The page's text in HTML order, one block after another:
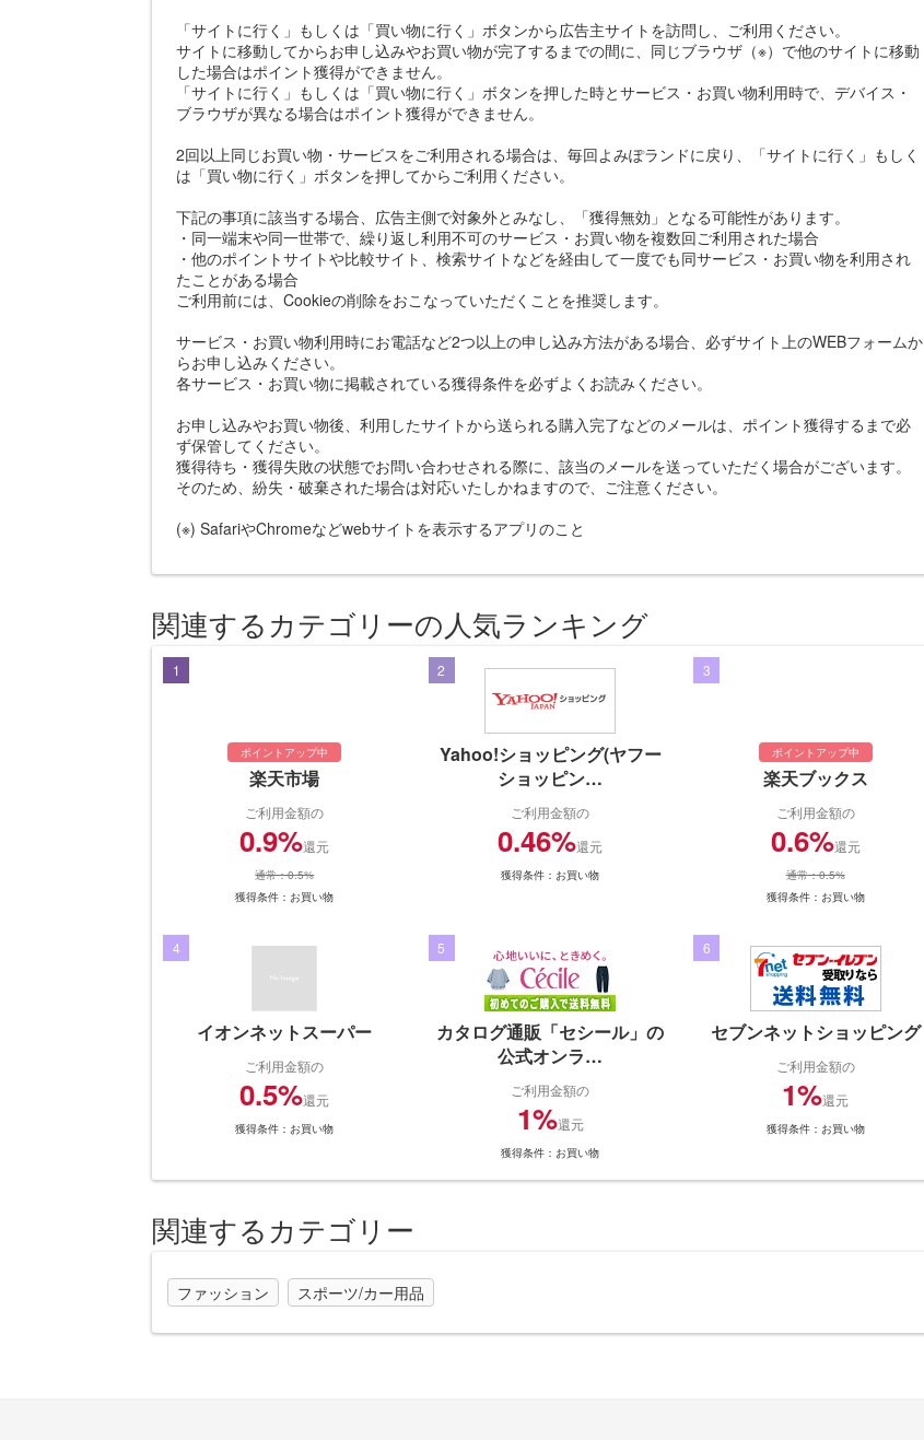
「サイトに行く」もしくは「買い物に行く」ボタンから広告主サイトを訪問し、ご利用ください。
サイトに移動してからお申し込みやお買い物が完了するまでの間に、同じブラウザ（※）で他のサイトに移動
した場合はポイント獲得ができません。
「サイトに行く」もしくは「買い物に行く」ボタンを押した時とサービス・お買い物利用時で、デバイス・
ブラウザが異なる場合はポイント獲得ができません。
2回以上同じお買い物・サービスをご利用される場合は、毎回よみぽランドに戻り、「サイトに行く」もしく
は「買い物に行く」ボタンを押してからご利用ください。
下記の事項に該当する場合、広告主側で対象外とみなし、「獲得無効」となる可能性があります。
・同一端末や同一世帯で、繰り返し利用不可のサービス・お買い物を複数回ご利用された場合
・他のポイントサイトや比較サイト、検索サイトなどを経由して一度でも同サービス・お買い物を利用され
たことがある場合
ご利用前には、Cookieの削除をおこなっていただくことを推奨します。
サービス・お買い物利用時にお電話など2つ以上の申し込み方法がある場合、必ずサイト上のWEBフォームか
らお申し込みください。
各サービス・お買い物に掲載されている獲得条件を必ずよくお読みください。
お申し込みやお買い物後、利用したサイトから送られる購入完了などのメールは、ポイント獲得するまで必
ず保管してください。
獲得待ち・獲得失敗の状態でお問い合わせされる際に、該当のメールを送っていただく場合がございます。
そのため、紛失・破棄された場合は対応いたしかねますので、ご注意ください。
(※) SafariやChromeなどwebサイトを表示するアプリのこと
関連するカテゴリーの人気ランキング
1
ポイントアップ中
楽天市場
ご利用金額の
0.9%還元
通常：0.5%
獲得条件：お買い物
2
Yahoo!ショッピング(ヤフー
ショッピン…
ご利用金額の
0.46%還元
獲得条件：お買い物
3
ポイントアップ中
楽天ブックス
ご利用金額の
0.6%還元
通常：0.5%
獲得条件：お買い物
4
イオンネットスーパー
ご利用金額の
0.5%還元
獲得条件：お買い物
5
カタログ通販「セシール」の
公式オンラ…
ご利用金額の
1%還元
獲得条件：お買い物
6
セブンネットショッピング
ご利用金額の
1%還元
獲得条件：お買い物
関連するカテゴリー
ファッション スポーツ/カー用品